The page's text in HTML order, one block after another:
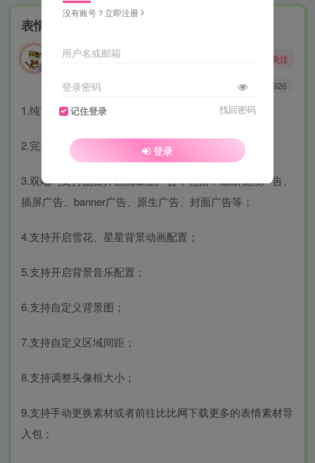
表情生成器微信小程序版
勇敢的大野狼 关注
6712 2926
1.纯前端输出，无需后台，无需域名，速度杠杠快！
2.完美支持微信端和抖音端；
3.双端均支持配置开启流量主广告，包括：激励视频广告、
插屏广告、banner广告、原生广告、封面广告等；
4.支持开启雪花、星星背景动画配置；
5.支持开启背景音乐配置；
6.支持自定义背景图；
7.支持自定义区域间距；
8.支持调整头像框大小；
9.支持手动更换素材或者前往比比网下载更多的表情素材导
入包；
没有账号？立即注册
用户名或邮箱
登录密码
记住登录 找回密码
登录